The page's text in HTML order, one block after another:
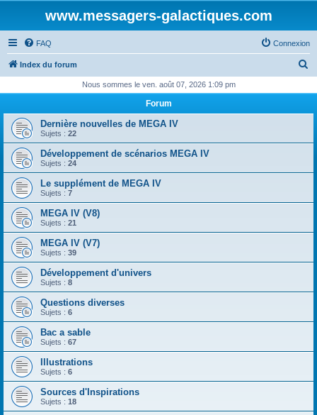
www.messagers-galactiques.com
FAQ Connexion
Index du forum
h
Nous sommes le ven. août 07, 2026 1:09 pm
Forum
Dernière nouvelles de MEGA IV
Sujets : 22
Développement de scénarios MEGA IV
Sujets : 24
Le supplément de MEGA IV
Sujets : 7
MEGA IV (V8)
Sujets : 21
MEGA IV (V7)
Sujets : 39
Développement d'univers
Sujets : 8
Questions diverses
Sujets : 6
Bac a sable
Sujets : 67
Illustrations
Sujets : 6
Sources d'Inspirations
Sujets : 18